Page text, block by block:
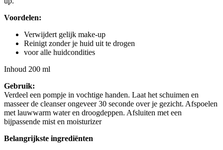
Voordelen:
Verwijdert gelijk make-up
Reinigt zonder je huid uit te drogen
voor alle huidcondities
Inhoud 200 ml
Gebruik:
Verdeel een pompje in vochtige handen. Laat het schuimen en
masseer de cleanser ongeveer 30 seconde over je gezicht. Afspoelen
met lauwwarm water en droogdeppen. Afsluiten met een
bijpassende mist en moisturizer
Belangrijkste ingrediënten